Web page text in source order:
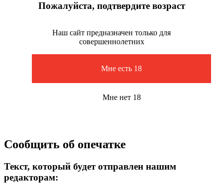
Пожалуйста, подтвердите возраст
Наш сайт предназначен только для
совершеннолетних
Мне есть 18
Мне нет 18
Сообщить об опечатке
Текст, который будет отправлен нашим
редакторам: